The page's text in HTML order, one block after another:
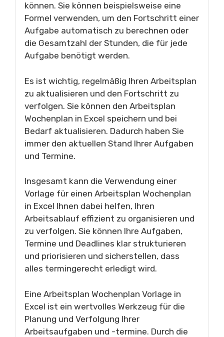
können. Sie können beispielsweise eine
Formel verwenden, um den Fortschritt einer
Aufgabe automatisch zu berechnen oder
die Gesamtzahl der Stunden, die für jede
Aufgabe benötigt werden.
Es ist wichtig, regelmäßig Ihren Arbeitsplan
zu aktualisieren und den Fortschritt zu
verfolgen. Sie können den Arbeitsplan
Wochenplan in Excel speichern und bei
Bedarf aktualisieren. Dadurch haben Sie
immer den aktuellen Stand Ihrer Aufgaben
und Termine.
Insgesamt kann die Verwendung einer
Vorlage für einen Arbeitsplan Wochenplan
in Excel Ihnen dabei helfen, Ihren
Arbeitsablauf effizient zu organisieren und
zu verfolgen. Sie können Ihre Aufgaben,
Termine und Deadlines klar strukturieren
und priorisieren und sicherstellen, dass
alles termingerecht erledigt wird.
Eine Arbeitsplan Wochenplan Vorlage in
Excel ist ein wertvolles Werkzeug für die
Planung und Verfolgung Ihrer
Arbeitsaufgaben und -termine. Durch die